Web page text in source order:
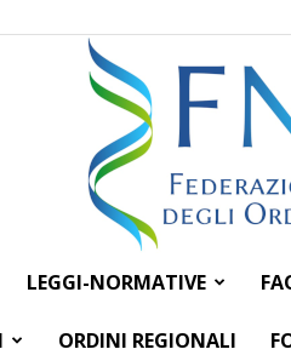
LEGGI-NORMATIVE
ORDINI REGIONALI